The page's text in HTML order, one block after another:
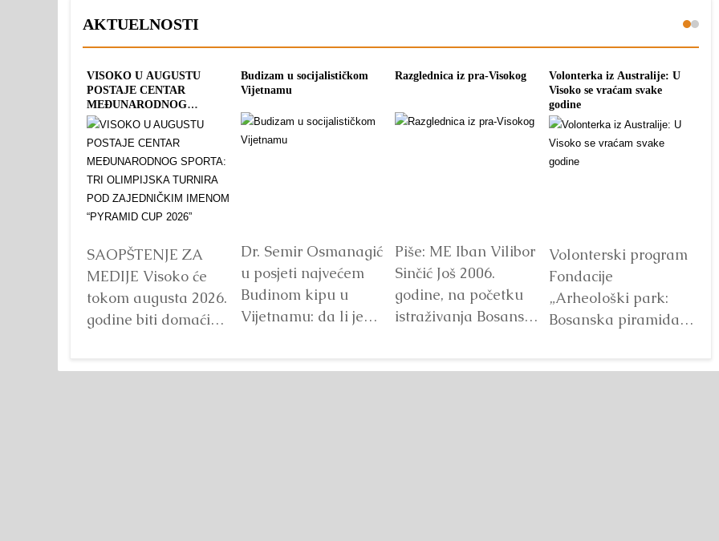
AKTUELNOSTI
VISOKO U AUGUSTU
POSTAJE CENTAR
MEĐUNARODNOG
SPORTA: TRI OLIMPIJSKA
ZAJEDNIČKIM IMENOM
“PYRAMID CUP 2026”
SAOPŠTENJE ZA
MEDIJE Visoko će
tokom augusta 2026.
godine biti domaćin
Budizam u socijalističkom
Vijetnamu
Dr. Semir Osmanagić
u posjeti najvećem
Budinom kipu u
Vijetnamu: da li je
Razglednica iz pra-Visokog
Piše: ME Iban Vilibor
Sinčić Još 2006.
godine, na početku
istraživanja Bosanske
Volonterka iz Australije: U
Visoko se vraćam svake
godine
Volonterski program
Fondacije
„Arheološki park:
Bosanska piramida